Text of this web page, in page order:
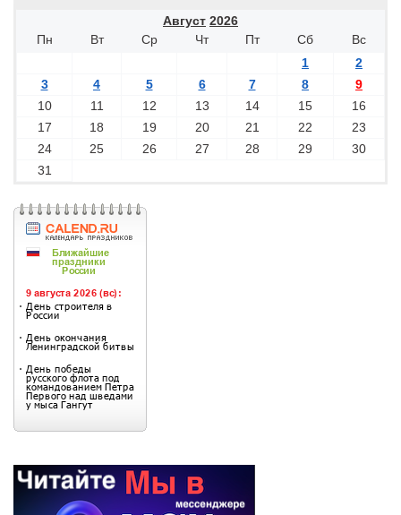
Август 2026
Пн
Вт Ср Чт Пт Сб
Вс
1
2
3
4 5 6 7 8
9
10
11 12 13 14 15
16
17
18 19 20 21 22
23
24
25 26 27 28 29
30
31